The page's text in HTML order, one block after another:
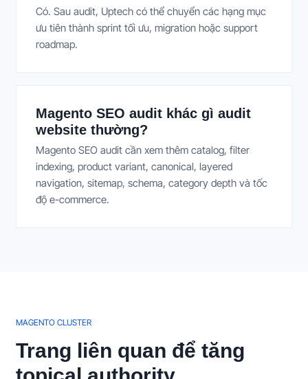
Có. Sau audit, Uptech có thể chuyển các hạng mục
ưu tiên thành sprint tối ưu, migration hoặc support
roadmap.
Magento SEO audit khác gì audit
website thường?
Magento SEO audit cần xem thêm catalog, filter
indexing, product variant, canonical, layered
navigation, sitemap, schema, category depth và tốc
độ e-commerce.
MAGENTO CLUSTER
Trang liên quan để tăng